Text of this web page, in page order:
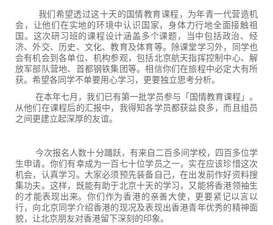
我们希望透过这十天的国情教育课程，为年青一代营造机
会，让他们在实地的环境中认识国家，身体力行地全面接触祖
国。这次研习班的课程设计涵盖多个课题，当中包括政治、经
济、外交、历史、文化、教育及体育等。除课堂学习外，同学也
会有机会到各单位、机构参观，包括北京航天指挥控制中心、解
放军部队营地、首都钢铁集团等。相信你们在旅程中必定大有所
获。希望各同学不单要用心学习，更要独立思考分析。
在本年七月，我们已有第一批学员参与「国情教育课程」。
从他们在课程后的汇报中，我得知各学员都获益良多，而且组员
之间更建立起深厚的友谊。
今次报名人数十分踊跃，有来自二百多间学校，四百多位学
生申请。你们有幸成为一百七十位学员之一，实在应该珍惜这次
机会，认真学习。大家必须预先装备自己，在出发前作好资料搜
集功夫。这样，既能有助于北京十天的学习，又能将香港领袖生
的才能表现出来。你们作为香港的亲善大使，更要紧记以言以
行，向北京同学介绍香港的现况及表现出香港青年优秀的精神面
貌，让北京朋友对香港留下深刻的印象。